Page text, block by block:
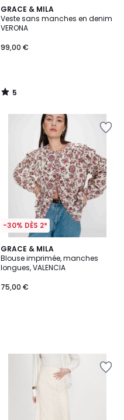
GRACE & MILA
Veste sans manches en denim
VERONA
99,00 €
5
/
5
5
/
-30% DÈS 2*
GRACE & MILA
Blouse imprimée, manches
longues, VALENCIA
75,00 €